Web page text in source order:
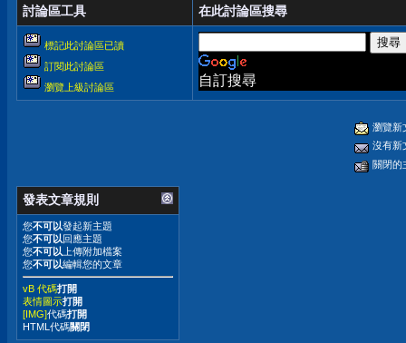
討論區工具 在此討論區搜尋
標記此討論區已讀
訂閱此討論區
瀏覽上級討論區
自訂搜尋
瀏覽新
沒有新
關閉的
發表文章規則
您不可以發起新主題
您不可以回應主題
您不可以 上傳附加檔案
您不可以編輯您的文章
vB 代碼打開
表情圖示打開
[IMG]代碼打開
HTML代碼關閉